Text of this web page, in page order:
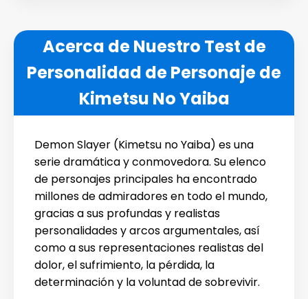
Acerca de Nuestro Test de
Personalidad de Personaje de
Kimetsu No Yaiba
Demon Slayer (Kimetsu no Yaiba) es una
serie dramática y conmovedora. Su elenco
de personajes principales ha encontrado
millones de admiradores en todo el mundo,
gracias a sus profundas y realistas
personalidades y arcos argumentales, así
como a sus representaciones realistas del
dolor, el sufrimiento, la pérdida, la
determinación y la voluntad de sobrevivir.